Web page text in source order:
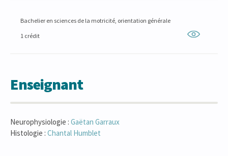
Bachelier en sciences de la motricité, orientation générale
1 crédit
Enseignant
Neurophysiologie : Gaëtan Garraux
Histologie : Chantal Humblet